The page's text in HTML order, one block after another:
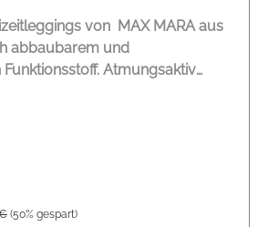
von MAX MARA aus
abbaubarem und
Atmungsaktiv
Preis:
(50% gespart)